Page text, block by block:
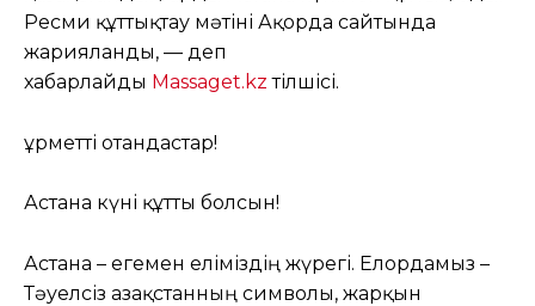
Ресми құттықтау мәтіні Ақорда сайтында
жарияланды, — деп
хабарлайды Massaget.kz тілшісі.
Құрметті отандастар!
Астана күні құтты болсын!
Астана – егемен еліміздің жүрегі. Елордамыз –
Тәуелсіз Қазақстанның символы, жарқын